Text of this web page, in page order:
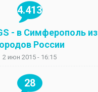
4.413
- в Симферополь из
России
2 июн 2015 - 16:15
28